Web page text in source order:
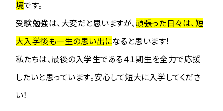
境です。
受験勉強は、大変だと思いますが、頑張った日々は、短
大入学後も一生の思い出になると思います！
私たちは、最後の入学生である４１期生を全力で応援
したいと思っています。安心して短大に入学してくださ
い！